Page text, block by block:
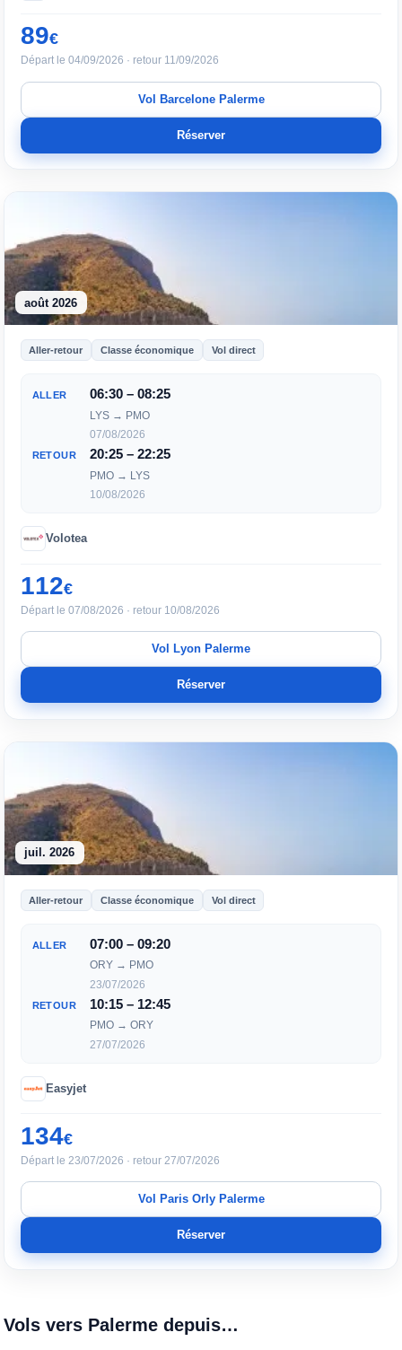
89€
Départ le 04/09/2026 · retour 11/09/2026
Vol Barcelone Palerme
Réserver
août 2026
Aller-retour Classe économique Vol direct
ALLER 06:30 – 08:25
LYS → PMO
07/08/2026
RETOUR 20:25 – 22:25
PMO → LYS
10/08/2026
Volotea
112€
Départ le 07/08/2026 · retour 10/08/2026
Vol Lyon Palerme
Réserver
juil. 2026
Aller-retour Classe économique Vol direct
ALLER 07:00 – 09:20
ORY → PMO
23/07/2026
RETOUR 10:15 – 12:45
PMO → ORY
27/07/2026
Easyjet
134€
Départ le 23/07/2026 · retour 27/07/2026
Vol Paris Orly Palerme
Réserver
Vols vers Palerme depuis…